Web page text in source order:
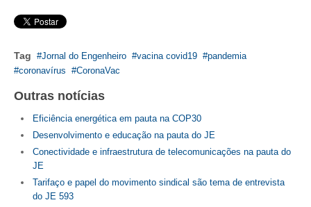
GUIA DAS ENGENHARIAS
CONTATO
SEESP EDUCAÇÃO
PLATAFORMAS GRATUITAS
BENEFÍCIOS
Tag Jornal do Engenheiro vacina covid19
pandemia
coronavírus
CoronaVac
Outras notícias
Eficiência energética em pauta na COP30
Desenvolvimento e educação na pauta do JE
Conectividade e infraestrutura de telecomunicações na pauta do
JE
Tarifaço e papel do movimento sindical são tema de entrevista
do JE 593